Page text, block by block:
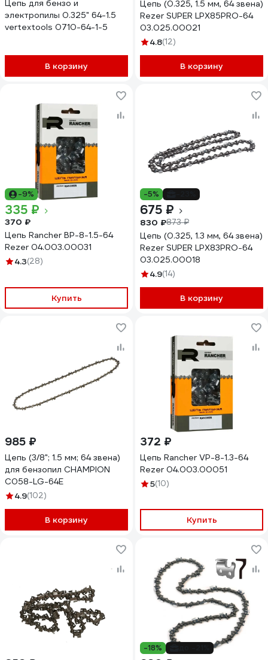
Цепь для бензо и
электропилы 0.325" 64-1.5
vertextools 0710-64-1-5
В корзину
Цепь (0.325, 1.5 мм, 64 звена)
Rezer SUPER LPX85PRO-64
03.025.00021
4.8(12)
В корзину
-9%
335 ₽
370 ₽
Цепь Rancher BP-8-1.5-64
Rezer 04.003.00031
4.3(28)
Купить
-5%
675 ₽
830 ₽873 ₽
Цепь (0.325, 1.3 мм, 64 звена)
Rezer SUPER LPX83PRO-64
03.025.00018
4.9(14)
В корзину
985 ₽
Цепь (3/8"; 1.5 мм; 64 звена)
для бензопил CHAMPION
C058-LG-64E
4.9(102)
В корзину
372 ₽
Цепь Rancher VP-8-1.3-64
Rezer 04.003.00051
5(10)
Купить
-18%